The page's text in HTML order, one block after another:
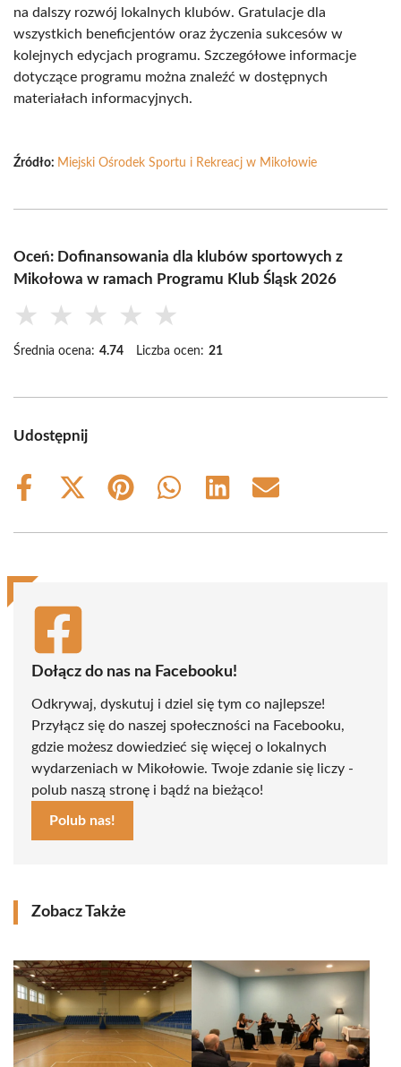
na dalszy rozwój lokalnych klubów. Gratulacje dla
wszystkich beneficjentów oraz życzenia sukcesów w
kolejnych edycjach programu. Szczegółowe informacje
dotyczące programu można znaleźć w dostępnych
materiałach informacyjnych.
Źródło: Miejski Ośrodek Sportu i Rekreacj w Mikołowie
Oceń: Dofinansowania dla klubów sportowych z
Mikołowa w ramach Programu Klub Śląsk 2026
★ ★ ★ ★ ★
Średnia ocena: 4.74 Liczba ocen: 21
Udostępnij
Share
Share
(Twitter)
Share
Share
Share
Share
Dołącz do nas na Facebooku!
Odkrywaj, dyskutuj i dziel się tym co najlepsze!
Przyłącz się do naszej społeczności na Facebooku,
gdzie możesz dowiedzieć się więcej o lokalnych
wydarzeniach w Mikołowie. Twoje zdanie się liczy -
polub naszą stronę i bądź na bieżąco!
Polub nas!
Zobacz Także